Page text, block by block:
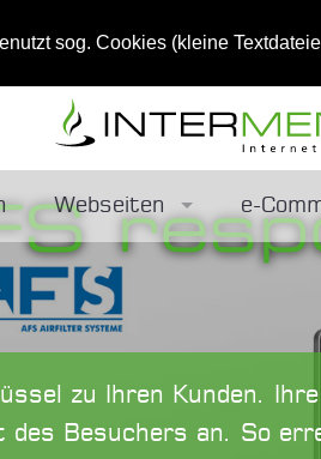
sog. Cookies (kleine
Webseiten
Wie Ihr Unternehmen zur
Mobile-Tauglichkeit
Benutzerfreundlichkeit
e-
zu Ihren Kunden.
des Besuchers an. So